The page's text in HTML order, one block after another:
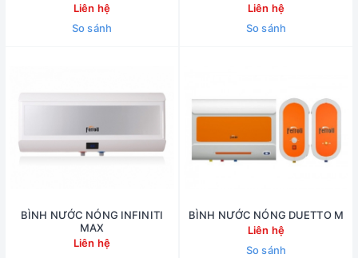
Liên hệ
So sánh
Liên hệ
So sánh
BÌNH NƯỚC NÓNG INFINITI
MAX
Liên hệ
BÌNH NƯỚC NÓNG DUETTO M
Liên hệ
So sánh